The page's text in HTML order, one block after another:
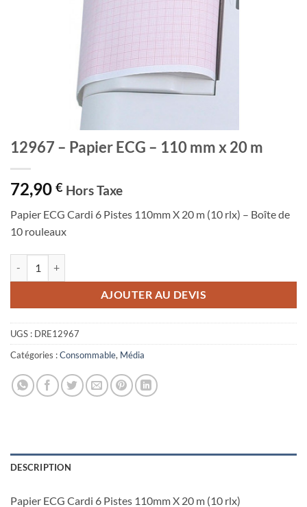
12967 – Papier ECG – 110 mm x 20 m
72,90 € Hors Taxe
Papier ECG Cardi 6 Pistes 110mm X 20 m (10 rlx) – Boîte de
10 rouleaux
AJOUTER AU DEVIS
UGS : DRE12967
Catégories :Consommable, Média
DESCRIPTION
Papier ECG Cardi 6 Pistes 110mm X 20 m (10 rlx)